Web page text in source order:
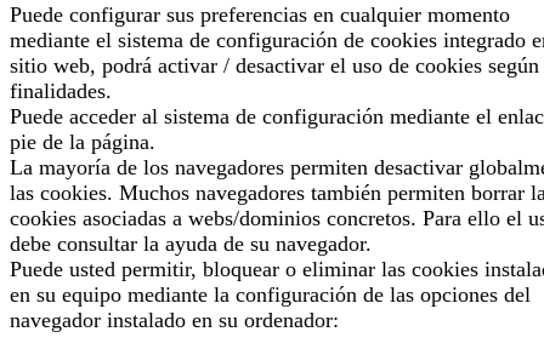
Puede configurar sus preferencias en cualquier momento
mediante el sistema de configuración de cookies integrado
sitio web, podrá activar / desactivar el uso de cookies según
finalidades.
Puede acceder al sistema de configuración mediante el
pie de la página.
La mayoría de los navegadores permiten desactivar
las cookies. Muchos navegadores también permiten borrar
cookies asociadas a webs/dominios concretos. Para ello el
debe consultar la ayuda de su navegador.
Puede usted permitir, bloquear o eliminar las cookies
en su equipo mediante la configuración de las opciones del
navegador instalado en su ordenador: